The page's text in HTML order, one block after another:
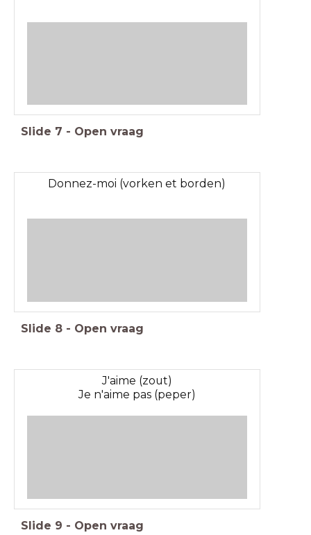
Slide 7 - Open vraag
Donnez-moi (vorken et borden)
Slide 8 - Open vraag
J'aime (zout)
Je n'aime pas (peper)
Slide 9 - Open vraag